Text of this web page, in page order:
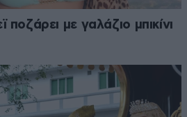
με γαλάζιο μπικίνι